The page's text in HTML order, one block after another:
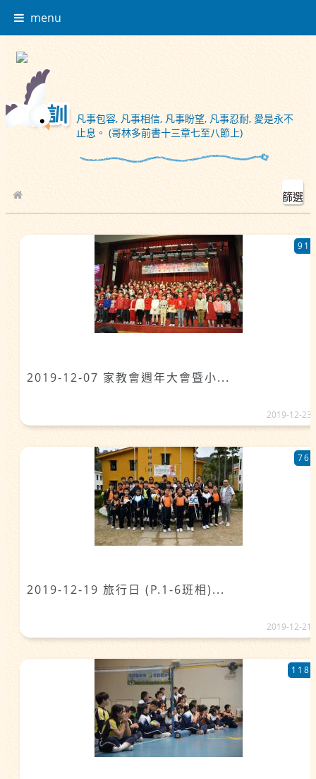
menu
凡事包容, 凡事相信, 凡事盼望, 凡事忍耐, 愛是永不
止息。 (哥林多前書十三章七至八節上)
校園相簿
篩選
2019-12-07 家教會週年大會暨小...
91
2019-12-23
2019-12-19 旅行日 (P.1-6班相)...
76
2019-12-21
118